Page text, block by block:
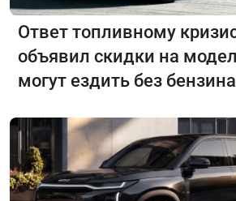
Ответ топливному
объявил скидки на
могут ездить без бензина